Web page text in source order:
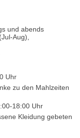
und abends
Aug),
Uhr
zu den Mahlzeiten
18:00 Uhr
Kleidung gebeten